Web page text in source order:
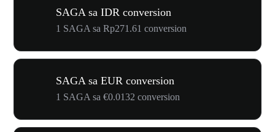
SAGA sa IDR conversion
1 SAGA sa Rp271.61 conversion
SAGA sa EUR conversion
1 SAGA sa €0.0132 conversion